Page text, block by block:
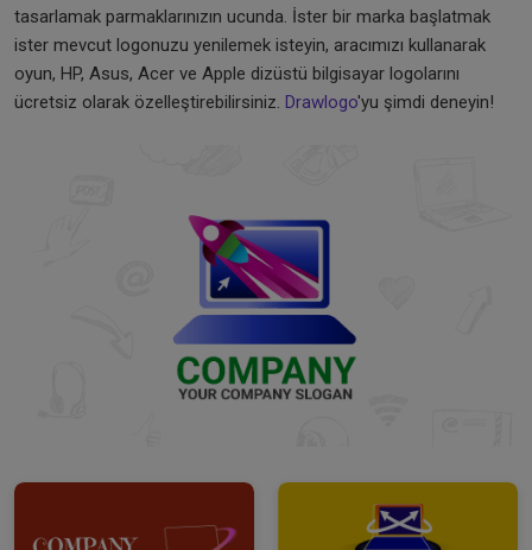
tasarlamak parmaklarınızın ucunda. İster bir marka başlatmak
ister mevcut logonuzu yenilemek isteyin, aracımızı kullanarak
oyun, HP, Asus, Acer ve Apple dizüstü bilgisayar logolarını
ücretsiz olarak özelleştirebilirsiniz. Drawlogo'yu şimdi deneyin!